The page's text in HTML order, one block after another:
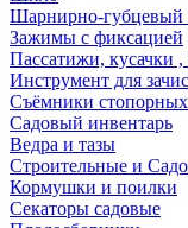
Шарнирно-губцевый
Зажимы с фиксацией
Пассатижи, кусачки
Инструмент для
Съёмники стопорных
Садовый инвентарь
Ведра и тазы
Строительные и
Кормушки и поилки
Секаторы садовые